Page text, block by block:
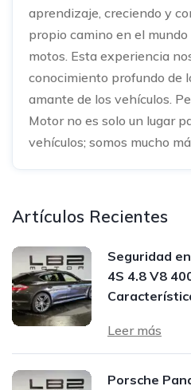
aprendizaje, creciendo y
propio camino en el
motos. Esta experiencia
conocimiento profundo de
amante de los vehículos.
Motor no es solo un lugar
vehículos; somos mucho
Artículos Recientes
Seguridad
4S 4.8 V8
Leer más
Porsche